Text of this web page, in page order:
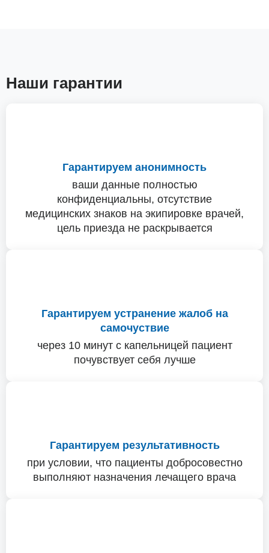
Наши гарантии
Гарантируем анонимность
ваши данные полностью
конфиденциальны, отсутствие
медицинских знаков на экипировке врачей,
цель приезда не раскрывается
Гарантируем устранение жалоб на
самочуствие
через 10 минут с капельницей пациент
почувствует себя лучше
Гарантируем результативность
при условии, что пациенты добросовестно
выполняют назначения лечащего врача